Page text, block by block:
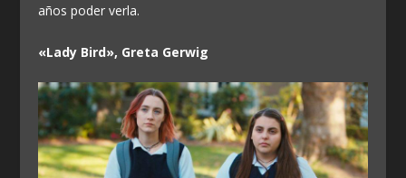
años poder verla.
«Lady Bird», Greta Gerwig